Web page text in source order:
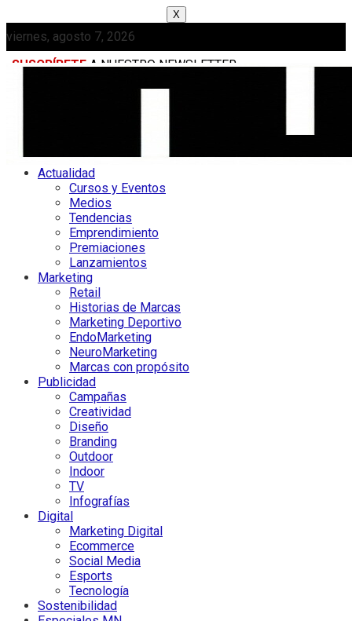
X
viernes, agosto 7, 2026
SUSCRÍBETE A NUESTRO NEWSLETTER
Actualidad
Cursos y Eventos
Medios
Tendencias
Emprendimiento
Premiaciones
Lanzamientos
Marketing
Retail
Historias de Marcas
Marketing Deportivo
EndoMarketing
NeuroMarketing
Marcas con propósito
Publicidad
Campañas
Creatividad
Diseño
Branding
Outdoor
Indoor
TV
Infografías
Digital
Marketing Digital
Ecommerce
Social Media
Esports
Tecnología
Sostenibilidad